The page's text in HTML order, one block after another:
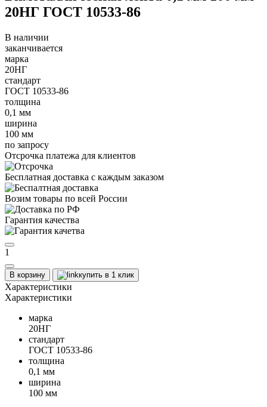
20НГ ГОСТ 10533-86
В наличии
заканчивается
марка
20НГ
стандарт
ГОСТ 10533-86
толщина
0,1 мм
ширина
100 мм
по запросу
Отсрочка платежа для клиентов
Бесплатная доставка с каждым заказом
Возим товары по всей России
Гарантия качества
1
В корзину купить в 1 клик
Характеристики
Характеристики
марка
20НГ
стандарт
ГОСТ 10533-86
толщина
0,1 мм
ширина
100 мм